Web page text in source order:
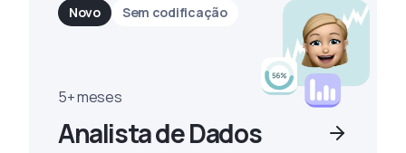
Novo Sem codificação
5+ meses
Analista de Dados